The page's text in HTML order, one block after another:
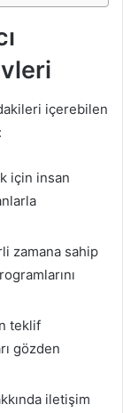
içerebilen
için insan
zamana sahip
teklif
gözden
iletişim